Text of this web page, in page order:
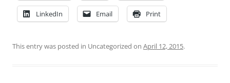
LinkedIn Email Print
This entry was posted in Uncategorized on April 12, 2015.